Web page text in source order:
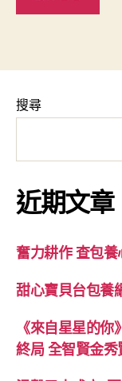
搜尋
近期文章
奮力耕作 查包
甜心寶貝台包養
《來自星星的
終局 全智賢金